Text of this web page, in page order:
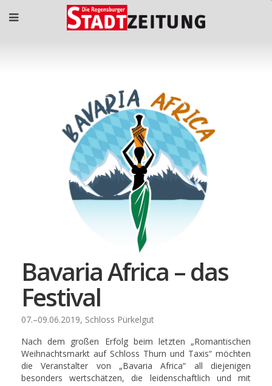
Bavaria Africa – das
Festival
07.–09.06.2019, Schloss Pürkelgut
Nach dem großen Erfolg beim letzten „Romantischen
Weihnachtsmarkt auf Schloss Thurn und Taxis“ möchten
die Veranstalter von „Bavaria Africa“ all diejenigen
besonders wertschätzen, die leidenschaftlich und mit